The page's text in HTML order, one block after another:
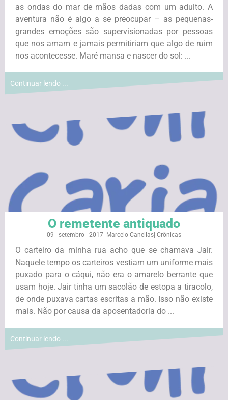
as ondas do mar de mãos dadas com um adulto. A
aventura não é algo a se preocupar – as pequenas-
grandes emoções são supervisionadas por pessoas
que nos amam e jamais permitiriam que algo de ruim
nos acontecesse. Maré mansa e nascer do sol: ...
Continuar lendo ...
O remetente antiquado
09 - setembro - 2017 Marcelo Canellas Crônicas
O carteiro da minha rua acho que se chamava Jair.
Naquele tempo os carteiros vestiam um uniforme mais
puxado para o cáqui, não era o amarelo berrante que
usam hoje. Jair tinha um sacolão de estopa a tiracolo,
de onde puxava cartas escritas a mão. Isso não existe
mais. Não por causa da aposentadoria do ...
Continuar lendo ...